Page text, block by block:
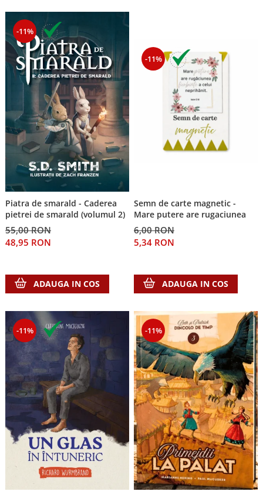
-11%
Piatra de smarald - Caderea
pietrei de smarald (volumul 2)
55,00 RON
48,95 RON
ADAUGA IN COS
-11%
Semn de carte magnetic -
Mare putere are rugaciunea
6,00 RON
5,34 RON
ADAUGA IN COS
-11% -11%